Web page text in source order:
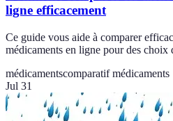
ligne efficacement
Ce guide vous aide à comparer
médicaments en ligne pour des choix
médicamentscomparatif médicaments
Jul 31